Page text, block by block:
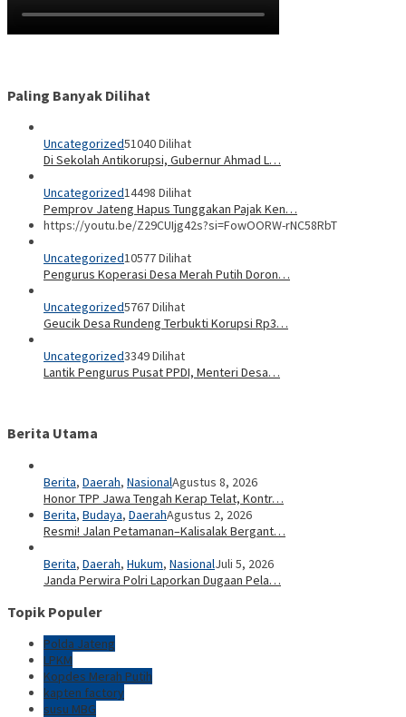
Paling Banyak Dilihat
Uncategorized51040 Dilihat
Di Sekolah Antikorupsi, Gubernur Ahmad L…
Uncategorized14498 Dilihat
Pemprov Jateng Hapus Tunggakan Pajak Ken…
https://youtu.be/Z29CUIjg42s?si=FowOORW-rNC58RbT
Uncategorized10577 Dilihat
Pengurus Koperasi Desa Merah Putih Doron…
Uncategorized5767 Dilihat
Geucik Desa Rundeng Terbukti Korupsi Rp3…
Uncategorized3349 Dilihat
Lantik Pengurus Pusat PPDI, Menteri Desa…
Berita Utama
Berita, Daerah, NasionalAgustus 8, 2026
Honor TPP Jawa Tengah Kerap Telat, Kontr…
Berita, Budaya, DaerahAgustus 2, 2026
Resmi! Jalan Petamanan–Kalisalak Bergant…
Berita, Daerah, Hukum, NasionalJuli 5, 2026
Janda Perwira Polri Laporkan Dugaan Pela…
Topik Populer
Polda Jateng
LPKM
Kopdes Merah Putih
kapten factory
susu MBG